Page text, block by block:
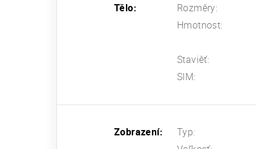
Tělo: Rozměry:
Hmotnost:
Staviěť:
SIM:
Zobrazení: Typ: